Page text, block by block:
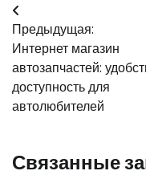
Навигация
по
записям
Предыдущая:
Интернет магазин
автозапчастей:
доступность для
автолюбителей
Связанные